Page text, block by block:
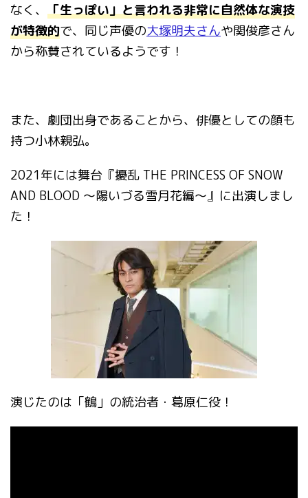
なく、 「生っぽい」と言われる非常に自然体な演技
が特徴的で、同じ声優の大塚明夫さんや関俊彦さん
から称賛されているようです！
また、劇団出身であることから、俳優としての顔も
持つ小林親弘。
2021年には舞台『擾乱 THE PRINCESS OF SNOW
AND BLOOD ～陽いづる雪月花編～』に出演しまし
た！
演じたのは「鶴」の統治者・葛原仁役！